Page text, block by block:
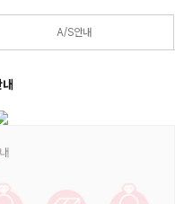
A/S안내